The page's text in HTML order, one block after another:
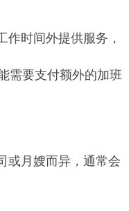
作时间外提供服务，
需要支付额外的加班
或月嫂而异，通常会